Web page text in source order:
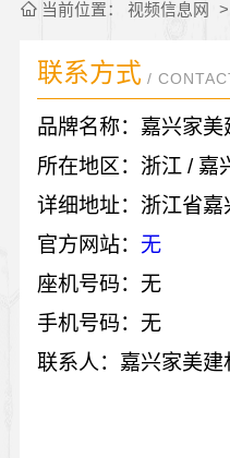
当前位置： 视频信息网 >
联系方式 /
品牌名称：嘉兴家美
所在地区：浙江 / 嘉
官方网站： 无
座机号码：无
手机号码：无
联系人：嘉兴家美建